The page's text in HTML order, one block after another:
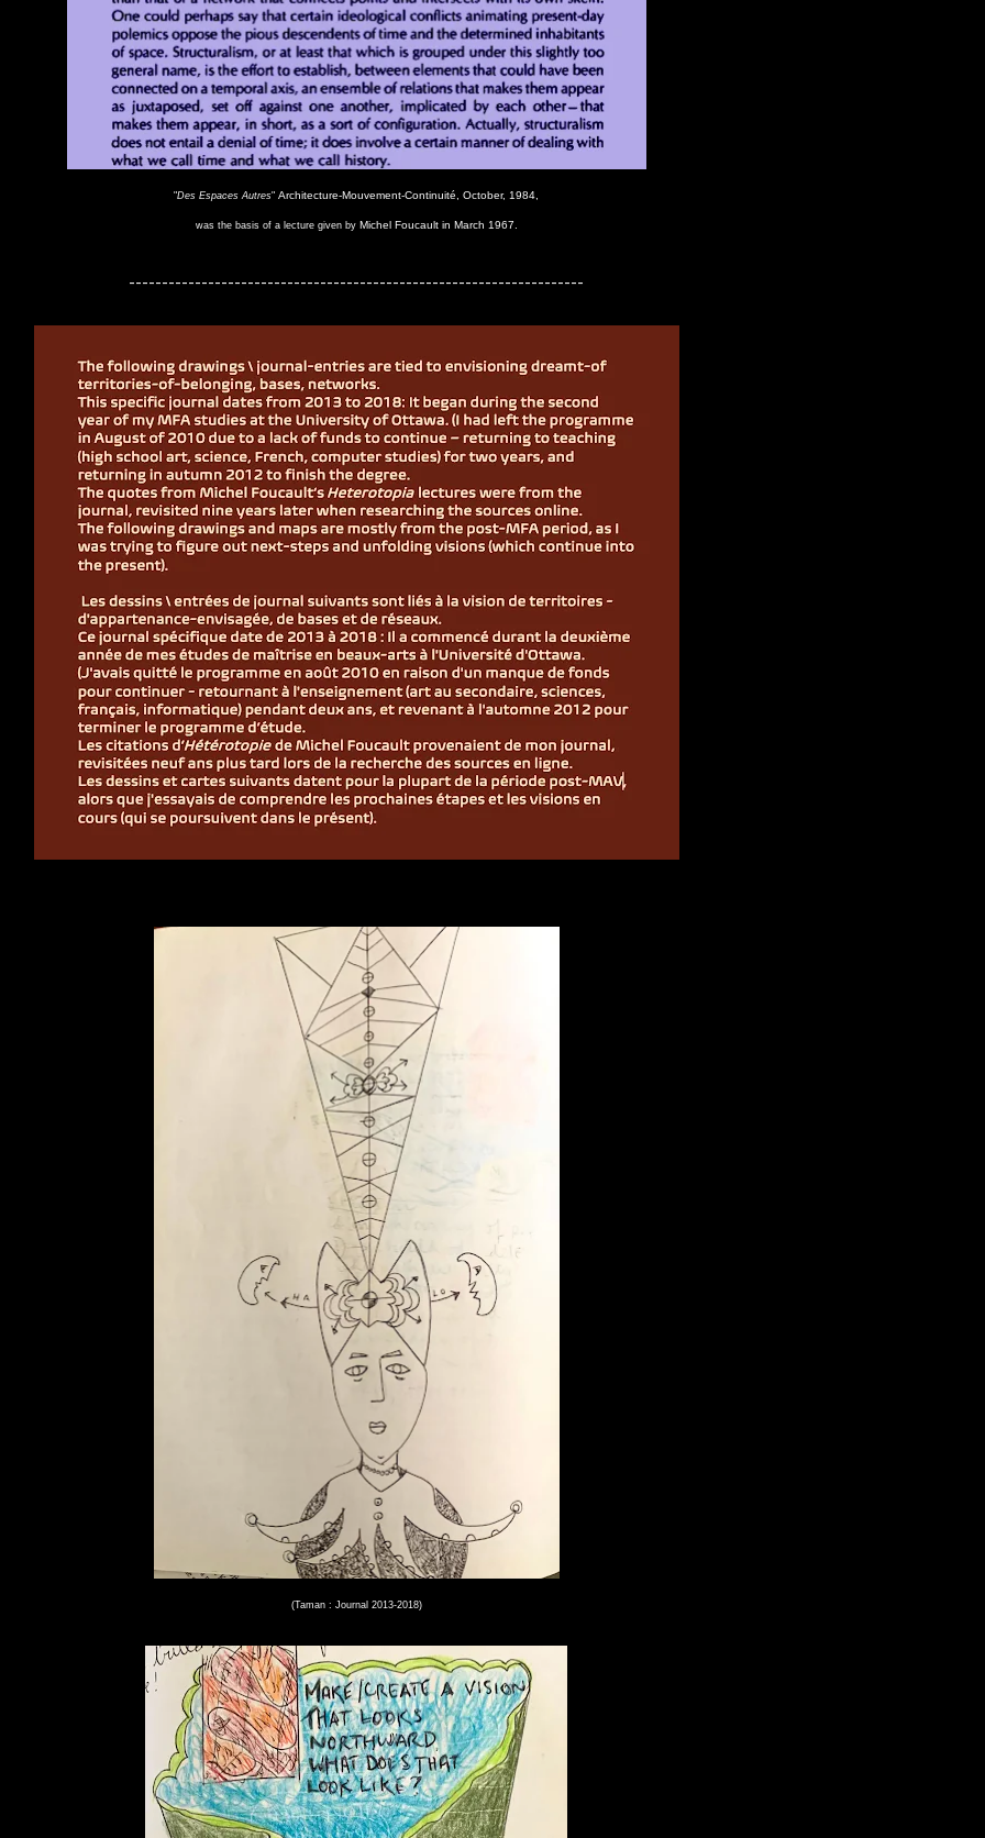
"Des Espaces Autres" Architecture-Mouvement-Continuité, October, 1984,
was the basis of a lecture given by Michel Foucault in March 1967.
---------------------------------------------------------------------
(Taman : Journal 2013-2018)